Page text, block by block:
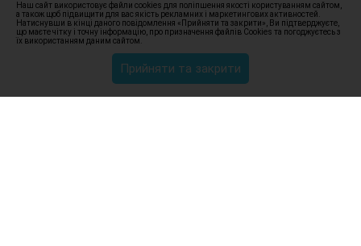
Наш сайт використовує файли cookies для поліпшення якості користуванням сайтом,
а також щоб підвищити для вас якість рекламних і маркетингових активностей.
Натиснувши в кінці даного повідомлення «Прийняти та закрити», Ви підтверджуєте,
що маєте чітку і точну інформацію, про призначення файлів Сookies та погоджуєтесь з
їх використанням даним сайтом.
Прийняти та закрити